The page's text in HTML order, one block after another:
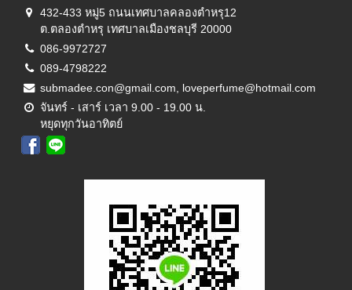
432-433 หมู่5 ถนนเทศบาลคลองตำหรุ12
ต.ตลองตำหรุ เทศบาลเมืองชลบุรี 20000
086-9972727
089-4798222
submadee.con@gmail.com, loveperfume@hotmail.com
จันทร์ - เสาร์ เวลา 9.00 - 19.00 น.
หยุดทุกวันอาทิตย์